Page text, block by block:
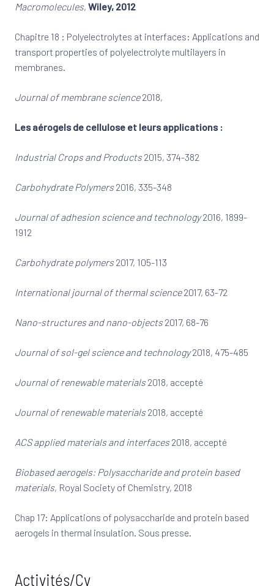
Macromolecules, Wiley, 2012
Chapitre 18 : Polyelectrolytes at interfaces: Applications and
transport properties of polyelectrolyte multilayers in
membranes.
Journal of membrane science2018,
Les aérogels de cellulose et leurs applications :
Industrial Crops and Products2015, 374-382
Carbohydrate Polymers2016, 335-348
Journal of adhesion science and technology2016, 1899-
1912
Carbohydrate polymers2017, 105-113
International journal of thermal science2017, 63-72
Nano-structures and nano-objects2017, 68-76
Journal of sol-gel science and technology2018, 475-485
Journal of renewable materials2018, accepté
Journal of renewable materials2018, accepté
ACS applied materials and interfaces2018, accepté
Biobased aerogels: Polysaccharide and protein based
materials, Royal Society of Chemistry, 2018
Chap 17: Applications of polysaccharide and protein based
aerogels in thermal insulation. Sous presse.
Activités/Cv